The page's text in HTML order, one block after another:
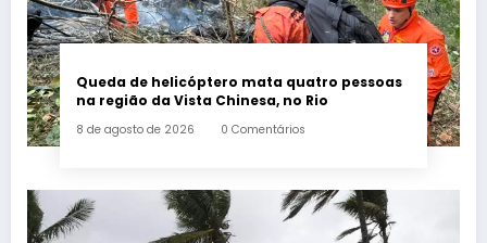
Queda de helicóptero mata quatro pessoas
na região da Vista Chinesa, no Rio
8 de agosto de 2026 0 Comentários